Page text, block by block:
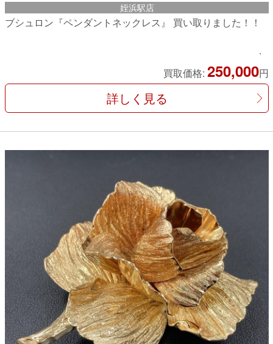
姪浜駅店
ブシュロン『ペンダントネックレス』 買い取りました！！
買取価格: 250,000円
詳しく見る